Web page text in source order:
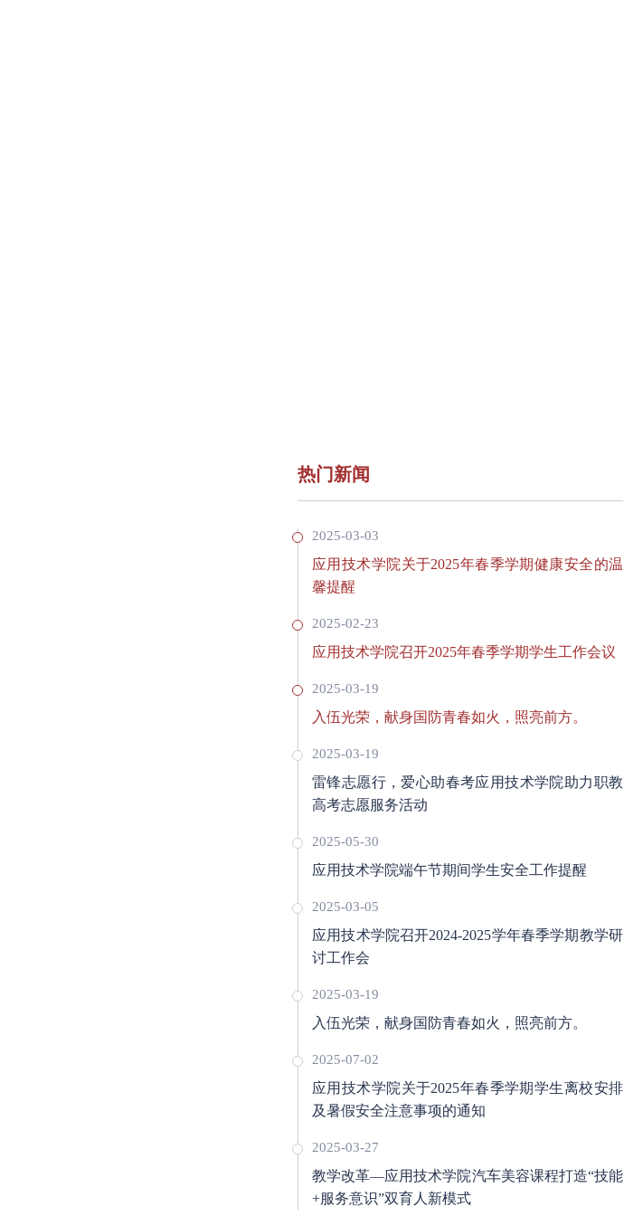
热门新闻
2025-03-03
应用技术学院关于2025年春季学期健康安全的温
馨提醒
2025-02-23
应用技术学院召开2025年春季学期学生工作会议
2025-03-19
入伍光荣，献身国防青春如火，照亮前方。
2025-03-19
雷锋志愿行，爱心助春考应用技术学院助力职教
高考志愿服务活动
2025-05-30
应用技术学院端午节期间学生安全工作提醒
2025-03-05
应用技术学院召开2024-2025学年春季学期教学研
讨工作会
2025-03-19
入伍光荣，献身国防青春如火，照亮前方。
2025-07-02
应用技术学院关于2025年春季学期学生离校安排
及暑假安全注意事项的通知
2025-03-27
教学改革—应用技术学院汽车美容课程打造“技能
+服务意识”双育人新模式